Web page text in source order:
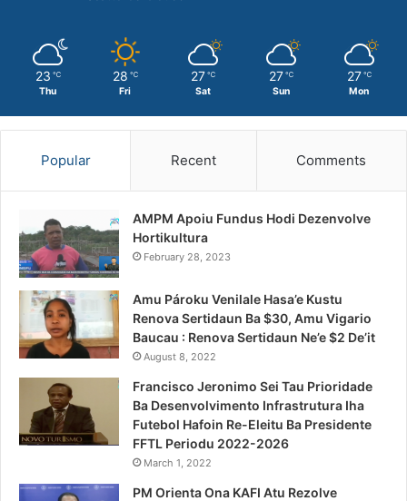
23 ℃
Thu
28 ℃
Fri
27 ℃
Sat
27 ℃
Sun
27 ℃
Mon
Popular Recent Comments
AMPM Apoiu Fundus Hodi Dezenvolve
Hortikultura
February 28, 2023
Amu Pároku Venilale Hasa’e Kustu
Renova Sertidaun Ba $30, Amu Vigario
Baucau : Renova Sertidaun Ne’e $2 De’it
August 8, 2022
Francisco Jeronimo Sei Tau Prioridade
Ba Desenvolvimento Infrastrutura Iha
Futebol Hafoin Re-Eleitu Ba Presidente
FFTL Periodu 2022-2026
March 1, 2022
PM Orienta Ona KAFI Atu Rezolve